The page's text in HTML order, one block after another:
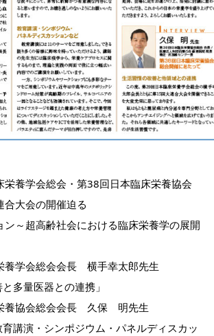
養学会総会・第38回日本臨床栄養協会
大会の開催迫る
ン～超高齢社会における臨床栄養学の展開
養学会総会会長 横手幸太郎先生
多量医器との連携」
養協会総会会長 久保 明先生
育講演・シンポジウム・パネルディスカッ